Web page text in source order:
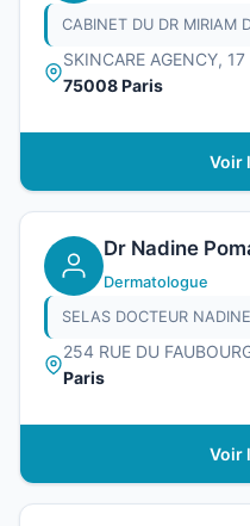
CABINET DU DR MIRIAM
SKINCARE AGENCY,
75008 Paris
Voir
Dr Nadine
Dermatologue
SELAS DOCTEUR
254 RUE DU
Paris
Voir